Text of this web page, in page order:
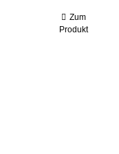
Zum
Produkt